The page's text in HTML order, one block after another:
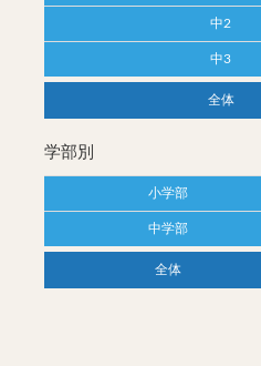
中2
中3
全体
学部別
小学部
中学部
全体